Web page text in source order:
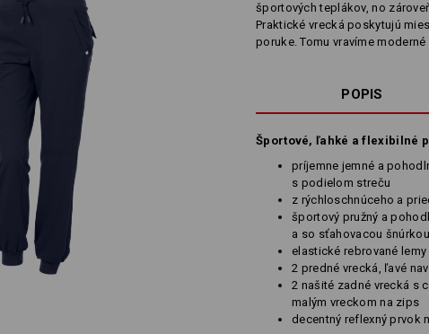
športových teplákov, no
Praktické vrecká poskytujú
poruke. Tomu vravíme
POPIS
Športové, ľahké a flexibilné
príjemne jemné a
s podielom streču
z rýchloschnúceho a
športový pružný a
a so sťahovacou šnúrkou
elastické rebrované
2 predné vrecká, ľavé
2 našité zadné vrecká s
malým vreckom na zips
decentný reflexný prvok